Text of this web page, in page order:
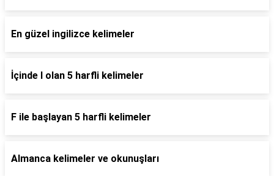
En güzel ingilizce kelimeler
İçinde l olan 5 harfli kelimeler
F ile başlayan 5 harfli kelimeler
Almanca kelimeler ve okunuşları